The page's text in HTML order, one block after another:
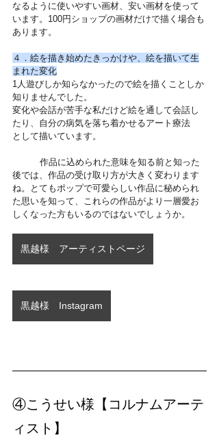
なるように使いやすい画材、安い画材を使って
います。100円ショップの画材だけで描く場合も
あります。
４．絵を描き始めたきっかけや、絵を描いて生
まれた変化
1人遊びしか知らなかったので絵を描くことしか
知りませんでした。
変化や会話が苦手な私だけど絵を通して会話し
たり、自分の病気を落ち着かせるアート療法
として描いています。
後では、作品の受け取り方が大きく変わります
ね。とてもポップで可愛らしい作品に秘められ
た思いを知って、これらの作品がより一層愛お
しくなった方もいるのではないでしょうか。
黒越様 アーティストページ
黒越様 Instagram
④こうせい様【コルナムアーテ
ィスト】